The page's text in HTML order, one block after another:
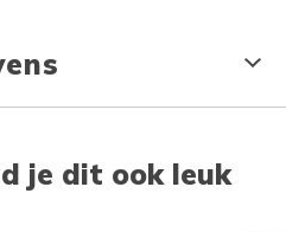
je dit ook leuk